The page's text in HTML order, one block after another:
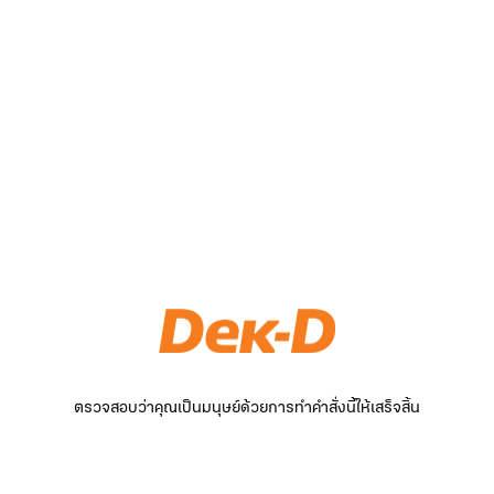
ตรวจสอบว่าคุณเป็นมนุษย์ด้วยการทำคำสั่งนี้ให้เสร็จสิ้น